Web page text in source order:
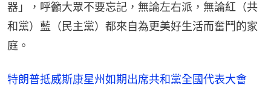
器」，呼籲大眾不要忘記，無論左右派，無論紅（共
和黨）藍（民主黨）都來自為更美好生活而奮鬥的家
庭。
特朗普抵威斯康星州如期出席共和黨全國代表大會